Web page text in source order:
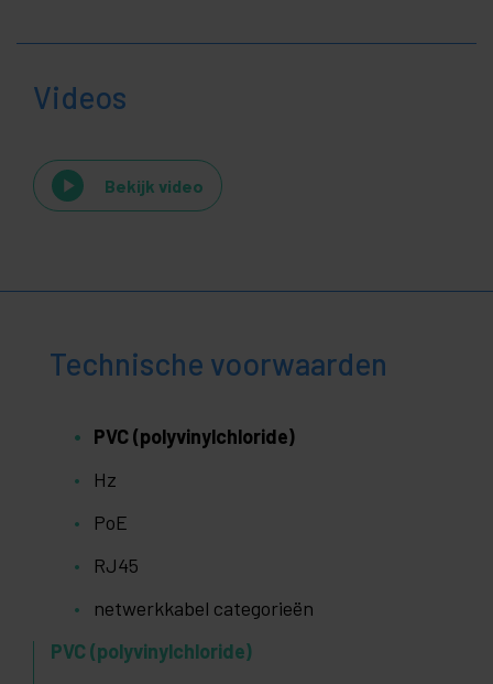
Videos
Bekijk video
Technische voorwaarden
PVC (polyvinylchloride)
Hz
PoE
RJ45
netwerkkabel categorieën
PVC (polyvinylchloride)